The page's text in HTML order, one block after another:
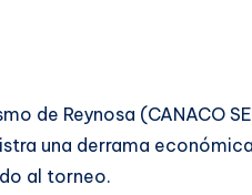
de Reynosa (CANACO
una derrama
al torneo.